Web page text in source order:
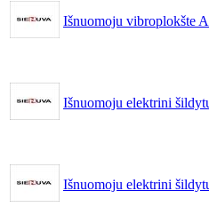
Išnuomoju vibroplokšte
Išnuomoju elektrini
Išnuomoju elektrini